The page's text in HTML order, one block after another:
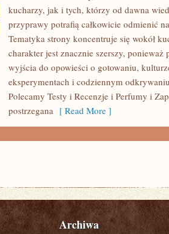
PORADNIK
PERFUMERYJNY
kucharzy, jak i tych, którzy od dawna
przyprawy potrafią całkowicie odmienić
Tematyka strony koncentruje się wokół
charakter jest znacznie szerszy,
wyjścia do opowieści o gotowaniu,
eksperymentach i codziennym
Polecamy Testy i Recenzje i Perfumy i
postrzegana [ Read More ]
Archiwa